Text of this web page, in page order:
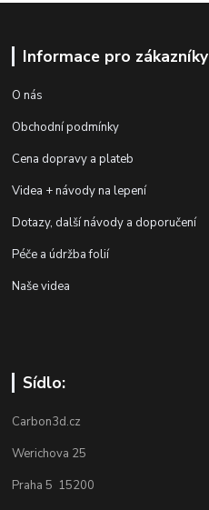
Informace pro zákazníky
O nás
Obchodní podmínky
Cena dopravy a plateb
Videa + návody na lepení
Dotazy, další návody a doporučení
Péče a údržba folií
Naše videa
Sídlo:
Carbon3d.cz
Werichova 25
Praha 5 15200